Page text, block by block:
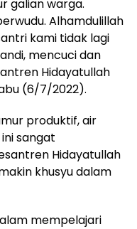
galian warga.
Alhamdulillah
kami tidak lagi
mencuci dan
Hidayatullah
(6/7/2022).
produktif, air
sangat
Hidayatullah
khusyu dalam
mempelajari